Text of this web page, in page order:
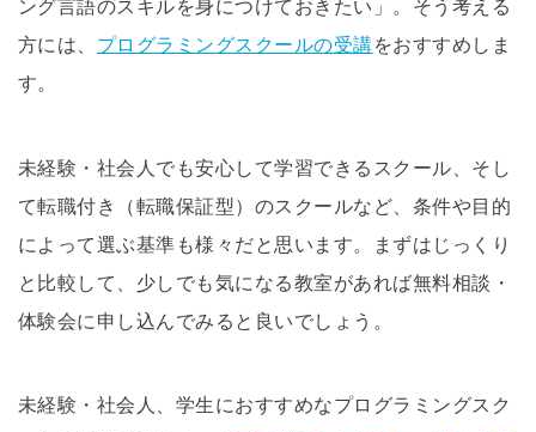
ング言語のスキルを身につけておきたい」。そう考える
方には、 プログラミングスクールの受講をおすすめしま
す。
未経験・社会人でも安心して学習できるスクール、そし
て転職付き（転職保証型）のスクールなど、条件や目的
によって選ぶ基準も様々だと思います。まずはじっくり
と比較して、少しでも気になる教室があれば無料相談・
体験会に申し込んでみると良いでしょう。
未経験・社会人、学生におすすめなプログラミングスク